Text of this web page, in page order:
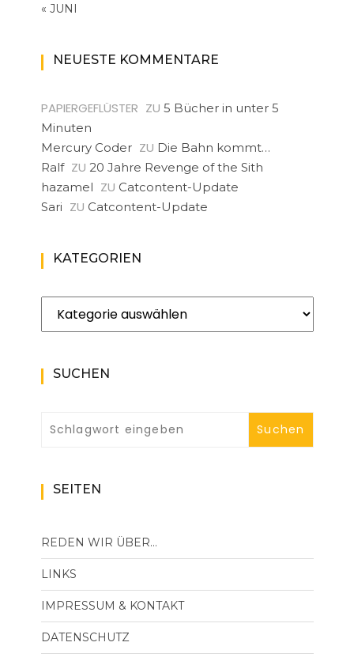
« JUNI
NEUESTE KOMMENTARE
PAPIERGEFLÜSTER ZU 5 Bücher in unter 5
Minuten
Mercury Coder ZU Die Bahn kommt…
Ralf ZU 20 Jahre Revenge of the Sith
hazamel ZU Catcontent-Update
Sari ZU Catcontent-Update
KATEGORIEN
Kategorien
SUCHEN
SEITEN
REDEN WIR ÜBER…
LINKS
IMPRESSUM & KONTAKT
DATENSCHUTZ